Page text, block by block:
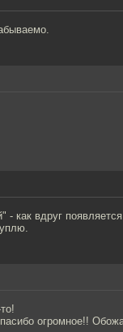
- как вдруг
огромное!!